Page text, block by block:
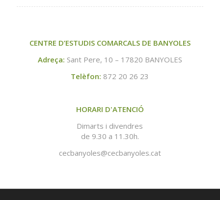
CENTRE D’ESTUDIS COMARCALS DE BANYOLES
Adreça: Sant Pere, 10 – 17820 BANYOLES
Telèfon: 872 20 26 23
HORARI D'ATENCIÓ
Dimarts i divendres
de 9.30 a 11.30h.
cecbanyoles@cecbanyoles.cat